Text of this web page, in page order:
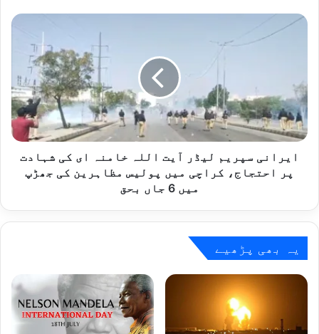
ذریعے
سر
گرم:
کیسپرسکی
کا
انکشاف
ایرانی
خامنہ
ای
کی
شہادت
احتجاج،
جھڑپ
میں
ایرانی سپریم لیڈر آیت اللہ خامنہ ای کی شہادت
پر احتجاج، کراچی میں پولیس مظاہرین کی جھڑپ
میں 6 جاں بحق
یہ بھی پڑھیے